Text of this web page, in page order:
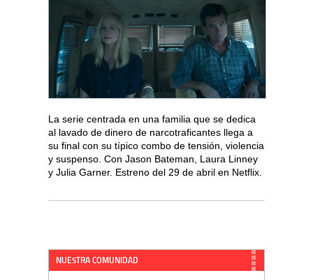
La serie centrada en una familia que se dedica
al lavado de dinero de narcotraficantes llega a
su final con su típico combo de tensión, violencia
y suspenso. Con Jason Bateman, Laura Linney
y Julia Garner. Estreno del 29 de abril en Netflix.
NUESTRA COMUNIDAD